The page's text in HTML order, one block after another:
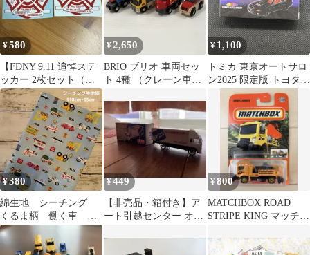
¥580
【FDNY 9.11 追悼ステ
ッカー 2枚セット（新
品・未使用）】
¥2,650
BRIO ブリオ 車両セッ
ト 4種 （クレーン車、
¥ 1,100
トミカ 東京オートサロ
ン2025 限定版 トヨタ
スープラ A70
¥380
綿生地 シーチング
くるま柄 働く車 生
地幅×65cm ハンドメ
イド 男の子生地
¥449
【非売品・箱付き】ア
ート引越センター オリ
ク
¥800
MATCHBOX ROAD
STRIPE KING マッチボ